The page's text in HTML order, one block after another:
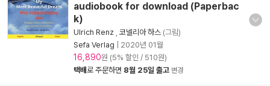
audiobook for download (Paperbac
k)
Ulrich Renz 코넬리아 하스 (그림)
Sefa Verlag
2020년 01월
16,890원 (5% 할인 / 510원)
택배로 주문하면 8월 25일 출고 변경